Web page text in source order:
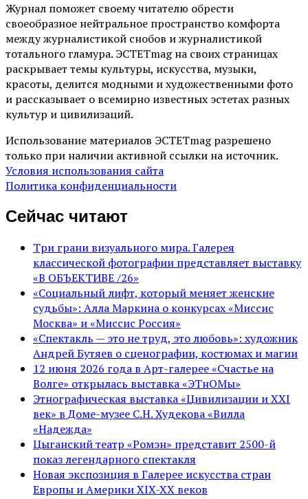
Журнал поможет своему читателю обрести
своеобразное нейтральное пространство комфорта
между журналистикой снобов и журналистикой
тотального гламура. ЭСТЕТmag на своих страницах
раскрывает темы культуры, искусства, музыки,
красоты, делится модными и художественными фото
и рассказывает о всемирно известных эстетах разных
культур и цивилизаций.
Использование материалов ЭСТЕТmag разрешено
только при наличии активной ссылки на источник.
Условия использования сайта
Политика конфиденциальности
Сейчас читают
Три грани визуального мира. Галерея
классической фотографии представляет выставку
«В ОБЪЕКТИВЕ /26»
«Социальный лифт, который меняет женские
судьбы»: Алла Маркина о конкурсах «Миссис
Москва» и «Миссис Россия»
«Спектакль — это не труд, это любовь»: художник
Андрей Бутяев о сценографии, костюмах и магии
12 июня 2026 года в Арт-галерее «Счастье на
Волге» открылась выставка «ЭТнОМы»
Этнографическая выставка «Цивилизации и ХХI
век» в Доме-музее С.Н. Худекова «Вилла
«Надежда»
Цыганский театр «Ромэн» представит 2500-й
показ легендарного спектакля
Новая экспозиция в Галерее искусства стран
Европы и Америки XIX-XX веков